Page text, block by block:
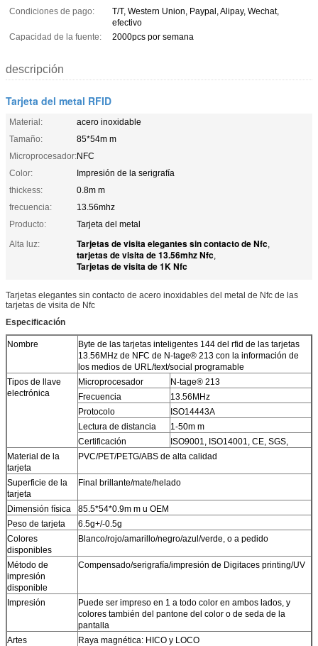
Condiciones de pago:
T/T, Western Union, Paypal, Alipay, Wechat,
efectivo
Capacidad de la fuente:
2000pcs por semana
descripción
Tarjeta del metal RFID
Material:
acero inoxidable
Tamaño:
85*54m m
Microprocesador:NFC
Color:
Impresión de la serigrafía
thickess:
0.8m m
frecuencia:
13.56mhz
Producto:
Tarjeta del metal
Alta luz:
Tarjetas de visita elegantes sin contacto de Nfc,
tarjetas de visita de 13.56mhz Nfc,
Tarjetas de visita de 1K Nfc
Tarjetas elegantes sin contacto de acero inoxidables del metal de Nfc de las
tarjetas de visita de Nfc
Especificación
Nombre
Byte de las tarjetas inteligentes 144 del rfid de las tarjetas
13.56MHz de NFC de N-tage® 213 con la información de
los medios de URL/text/social programable
Tipos de llave
electrónica
Microprocesador
N-tage® 213
Frecuencia
13.56MHz
Protocolo
ISO14443A
Lectura de distancia
1-50m m
Certificación
ISO9001, ISO14001, CE, SGS,
Material de la
tarjeta
PVC/PET/PETG/ABS de alta calidad
Superficie de la
tarjeta
Final brillante/mate/helado
Dimensión física
85.5*54*0.9m m u OEM
Peso de tarjeta
6.5g+/-0.5g
Colores
disponibles
Blanco/rojo/amarillo/negro/azul/verde, o a pedido
Método de
impresión
disponible
Compensado/serigrafía/impresión de Digitaces printing/UV
Impresión
Puede ser impreso en 1 a todo color en ambos lados, y
colores también del pantone del color o de seda de la
pantalla
Artes
Raya magnética: HICO y LOCO